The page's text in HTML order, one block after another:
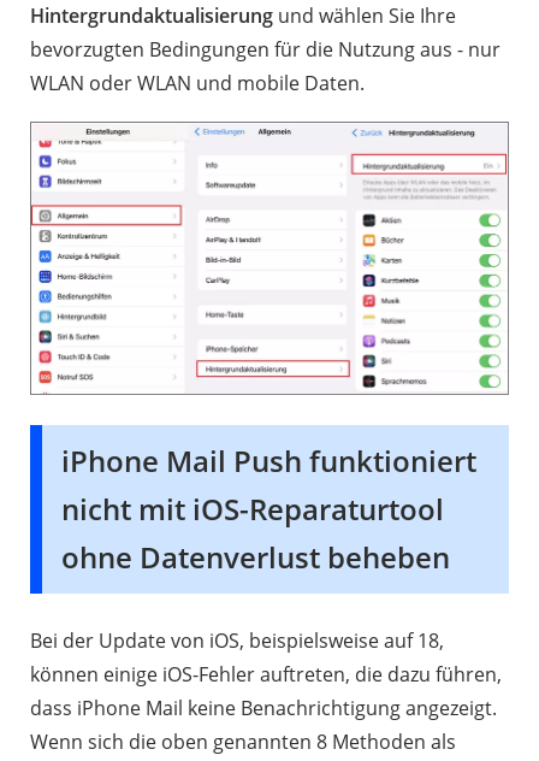
Hintergrundaktualisierung und wählen Sie Ihre
bevorzugten Bedingungen für die Nutzung aus - nur
WLAN oder WLAN und mobile Daten.
iPhone Mail Push funktioniert
nicht mit iOS-Reparaturtool
ohne Datenverlust beheben
Bei der Update von iOS, beispielsweise auf 18,
können einige iOS-Fehler auftreten, die dazu führen,
dass iPhone Mail keine Benachrichtigung angezeigt.
Wenn sich die oben genannten 8 Methoden als